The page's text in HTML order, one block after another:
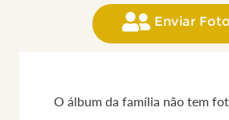
Enviar
O álbum da família não tem